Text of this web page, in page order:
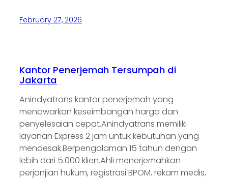
February 27, 2026
Kantor Penerjemah Tersumpah di
Jakarta
Anindyatrans kantor penerjemah yang
menawarkan keseimbangan harga dan
penyelesaian cepat.Anindyatrans memiliki
layanan Express 2 jam untuk kebutuhan yang
mendesak.Berpengalaman 15 tahun dengan
lebih dari 5.000 klien.Ahli menerjemahkan
perjanjian hukum, registrasi BPOM, rekam medis,